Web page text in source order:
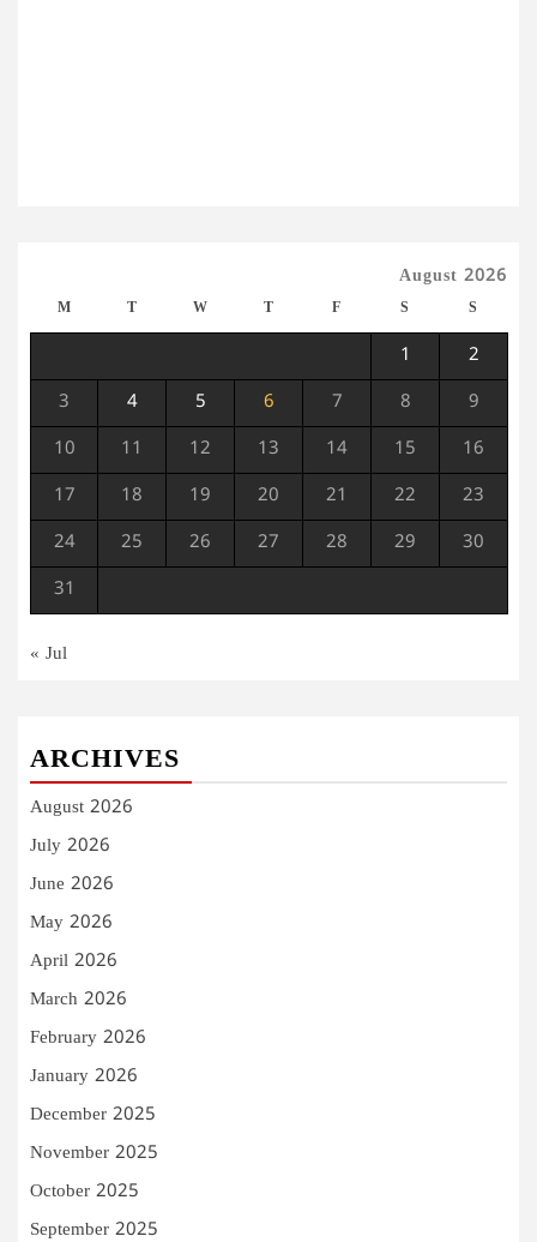
August 2026
M T W T F S S
1 2
3 4 5 6 7 8 9
10 11 12 13 14 15 16
17 18 19 20 21 22 23
24 25 26 27 28 29 30
31
« Jul
ARCHIVES
August 2026
July 2026
June 2026
May 2026
April 2026
March 2026
February 2026
January 2026
December 2025
November 2025
October 2025
September 2025